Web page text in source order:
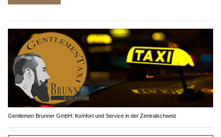
Gentlemen Brunner GmbH: Komfort und Service in der Zentralschweiz